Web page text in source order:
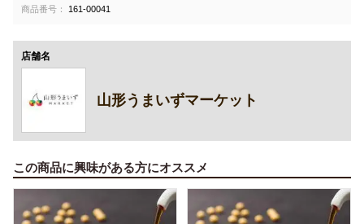
商品番号： 161-00041
店舗名
山形うまいずマーケット
この商品に興味がある方にオススメ